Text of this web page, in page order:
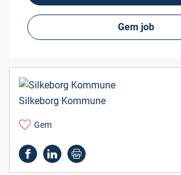
Gem job
Silkeborg Kommune
Gem